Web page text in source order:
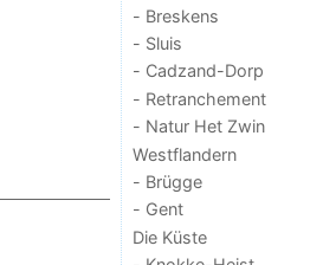
- Breskens
- Sluis
- Cadzand-Dorp
- Retranchement
- Natur Het Zwin
Westflandern
- Brügge
- Gent
Die Küste